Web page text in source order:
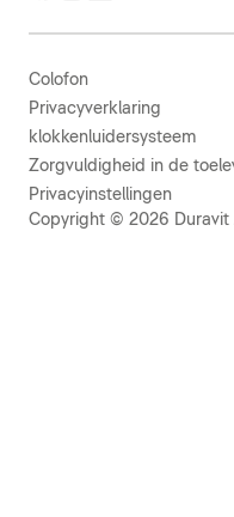
Colofon
Privacyverklaring
klokkenluidersysteem
Zorgvuldigheid in de
Privacyinstellingen
Copyright © 2026 Duravit